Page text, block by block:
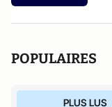
POPULAIRES
PLUS LUS